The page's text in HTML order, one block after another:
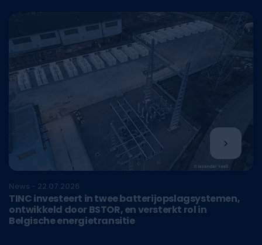
News - 22.07.2026
TINC investeert in twee batterijopslagsystemen,
ontwikkeld door BSTOR, en versterkt rol in
Belgische energietransitie